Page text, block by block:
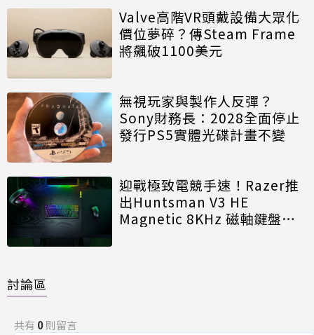
Valve高階VR頭戴設備大眾化
價位夢碎？傳Steam Frame
將飆破1100美元
無視玩家與製作人反彈？
Sony財務長：2028全面停止
發行PS5實體光碟計畫不變
迎戰極致電競手速！Razer推
出Huntsman V3 HE
Magnetic 8KHz 磁軸鍵盤效
討論區
共有 0則留言